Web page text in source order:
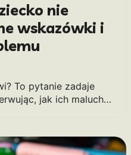
nie
wskazówki i
To pytanie zadaje
jak ich maluch…